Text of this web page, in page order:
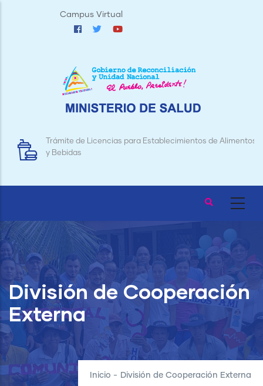
Campus Virtual
Trámite de Licencias para Establecimientos de Alimentos
y Bebidas
División de Cooperación
Externa
Inicio - División de Cooperación Externa